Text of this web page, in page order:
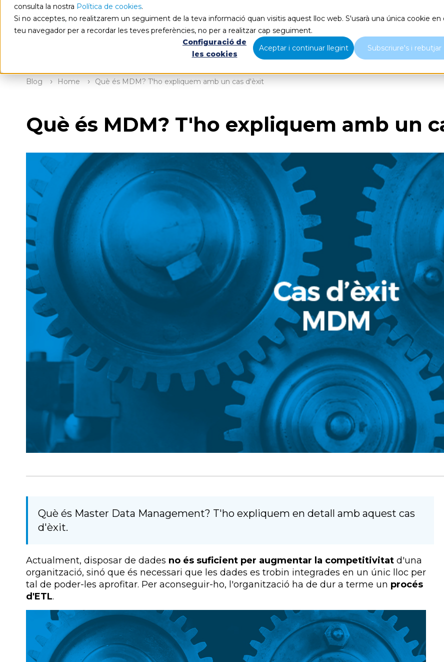
consulta la nostra Política de cookies.
Si no acceptes, no realitzarem un seguiment de la teva informació quan visitis aquest lloc web. S'usarà una única cookie en
teu navegador per a recordar les teves preferències, no per a realitzar cap seguiment.
Configuració de
les cookies
Aceptar i continuar llegint Subscriure's i rebutjar
Què fem Nosaltres
Blog Home Què és MDM? T'ho expliquem amb un cas d'èxit
Què és MDM? T'ho expliquem amb un
Què és Master Data Management? T'ho expliquem en detall amb aquest cas
d'èxit.
Actualment, disposar de dades no és suficient per augmentar la competitivitat d'una
organització, sinó que és necessari que les dades es trobin integrades en un únic lloc per
tal de poder-les aprofitar. Per aconseguir-ho, l'organització ha de dur a terme un procés
d'ETL.